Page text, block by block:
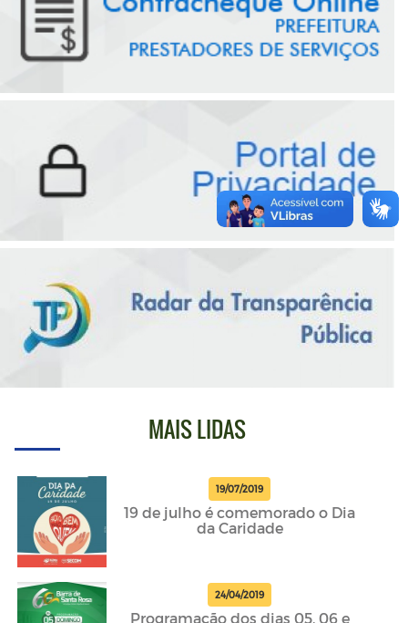
MAIS LIDAS
19/07/2019
19 de julho é comemorado o Dia
da Caridade
24/04/2019
Programação dos dias 05, 06 e